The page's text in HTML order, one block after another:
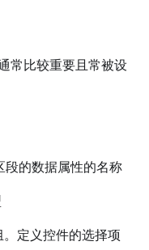
常比较重要且常被设
段的数据属性的名称
定义控件的选择项